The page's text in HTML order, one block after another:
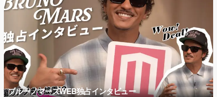
ブルーノマーズWEB独占インタビュー